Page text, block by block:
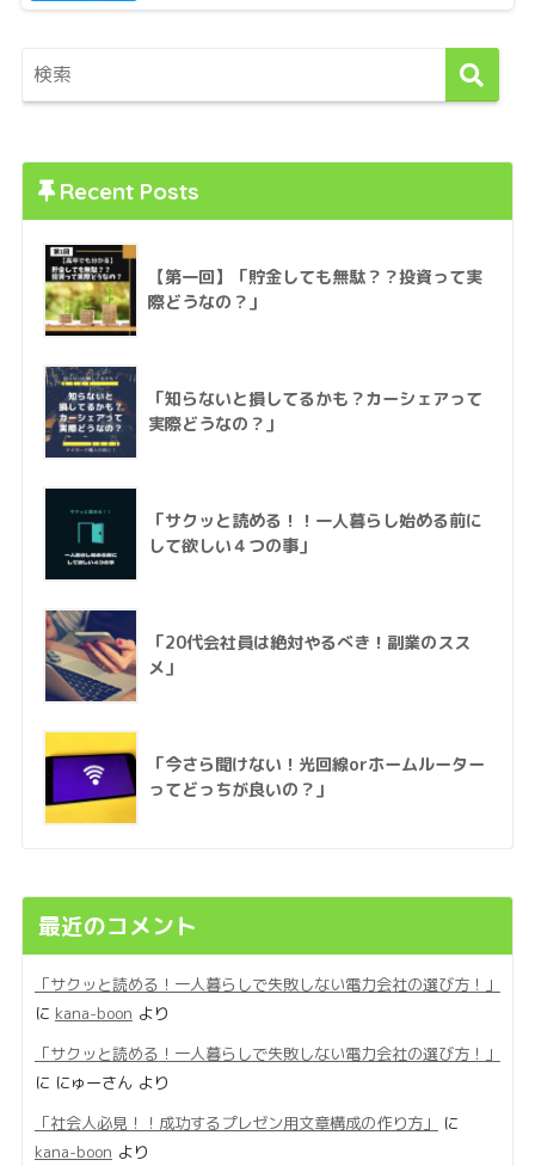
Recent Posts
【第一回】「貯金しても無駄？？投資って実
際どうなの？」
「知らないと損してるかも？カーシェアって
実際どうなの？」
「サクッと読める！！一人暮らし始める前に
して欲しい４つの事」
「20代会社員は絶対やるべき！副業のスス
メ」
「今さら聞けない！光回線orホームルーター
ってどっちが良いの？」
最近のコメント
「サクッと読める！一人暮らしで失敗しない電力会社の選び方！」
に kana-boon より
「サクッと読める！一人暮らしで失敗しない電力会社の選び方！」
に にゅーさんより
「社会人必見！！成功するプレゼン用文章構成の作り方」
に
kana-boon より